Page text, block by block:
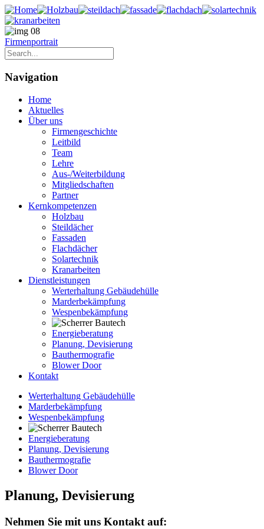
Firmenportrait
Navigation
Home
Aktuelles
Über uns
Firmengeschichte
Leitbild
Team
Lehre
Aus-/Weiterbildung
Mitgliedschaften
Partner
Kernkompetenzen
Holzbau
Steildächer
Fassaden
Flachdächer
Solartechnik
Kranarbeiten
Dienstleistungen
Werterhaltung Gebäudehülle
Marderbekämpfung
Wespenbekämpfung
Energieberatung
Planung, Devisierung
Bauthermografie
Blower Door
Kontakt
Werterhaltung Gebäudehülle
Marderbekämpfung
Wespenbekämpfung
Energieberatung
Planung, Devisierung
Bauthermografie
Blower Door
Planung, Devisierung
Nehmen Sie mit uns Kontakt auf: